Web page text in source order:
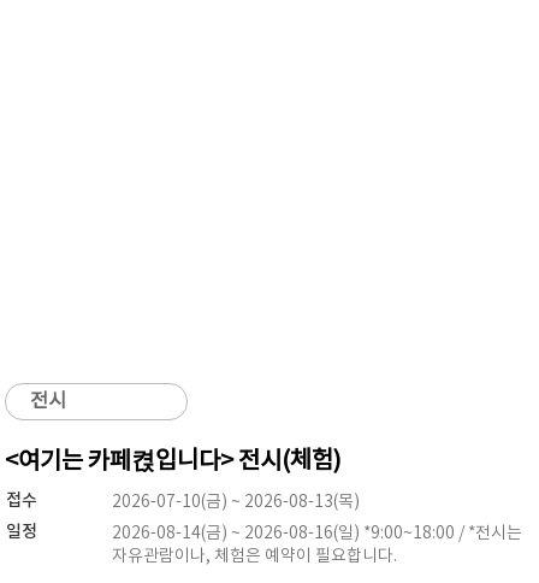
전시
<여기는 카페켡입니다> 전시(체험)
접수 2026-07-10(금) ~ 2026-08-13(목)
일정
2026-08-14(금) ~ 2026-08-16(일) *9:00~18:00 / *전시는
자유관람이나, 체험은 예약이 필요합니다.